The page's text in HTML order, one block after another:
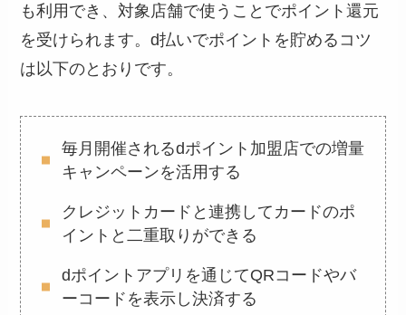
も利用でき、対象店舗で使うことでポイント還元
を受けられます。d払いでポイントを貯めるコツ
は以下のとおりです。
毎月開催されるdポイント加盟店での増量
キャンペーンを活用する
クレジットカードと連携してカードのポ
イントと二重取りができる
dポイントアプリを通じてQRコードやバ
ーコードを表示し決済する